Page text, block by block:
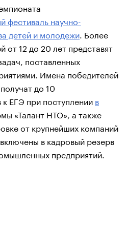
фестиваль научно-
детей и молодежи . Более
от 12 до 20 лет представят
поставленных
Имена победителей
до 10
ЕГЭ при поступлении в
«Талант НТО», а также
от крупнейших компаний
в кадровый резерв
предприятий.